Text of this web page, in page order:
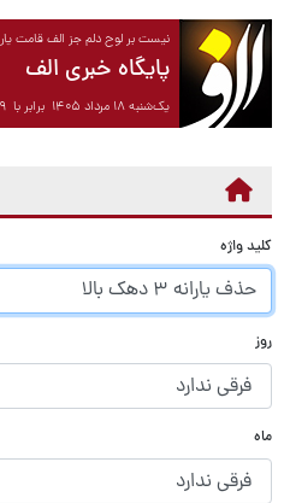
نیست بر لوح دلم جز الف قامت یار
پایگاه خبری الف
یک‌شنبه ۱۸ مرداد ۱۴۰۵ برابر با ۰۹ آگوست ۲۰۲۶
کلید واژه
روز
ماه